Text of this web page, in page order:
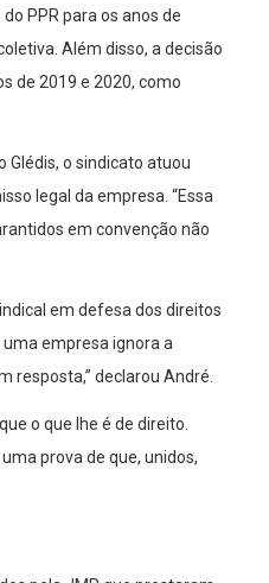
PPR para os anos de
Além disso, a decisão
de 2019 e 2020, como
Glédis, o sindicato atuou
legal da empresa. “Essa
em convenção não
em defesa dos direitos
empresa ignora a
resposta,” declarou André.
o que lhe é de direito.
prova de que, unidos,